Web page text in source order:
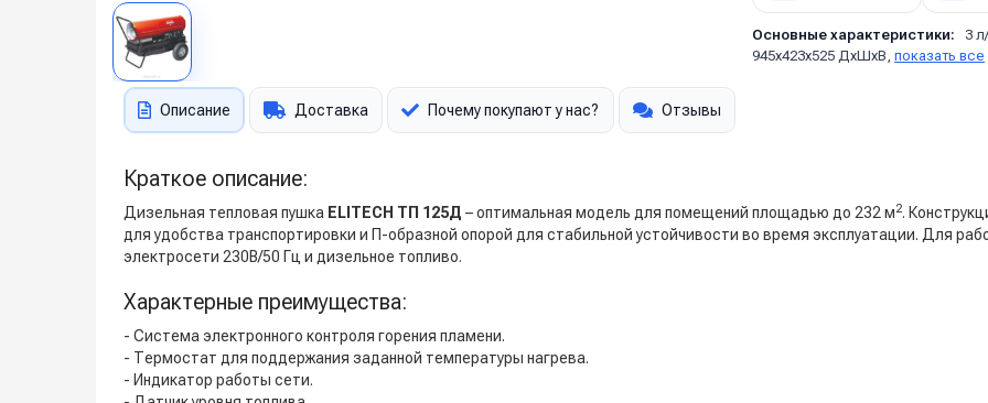
Основные характеристики:
3
945х423х525 ДхШхВ, показать все
Описание Доставка Почему покупают у нас? Отзывы
Краткое описание:
Дизельная тепловая пушка ELITECH ТП 125Д – оптимальная модель для помещений площадью до 232 м2.
для удобства транспортировки и П-образной опорой для стабильной устойчивости во время эксплуатации. Для
электросети 230В/50 Гц и дизельное топливо.
Характерные преимущества:
- Система электронного контроля горения пламени.
- Термостат для поддержания заданной температуры нагрева.
- Индикатор работы сети.